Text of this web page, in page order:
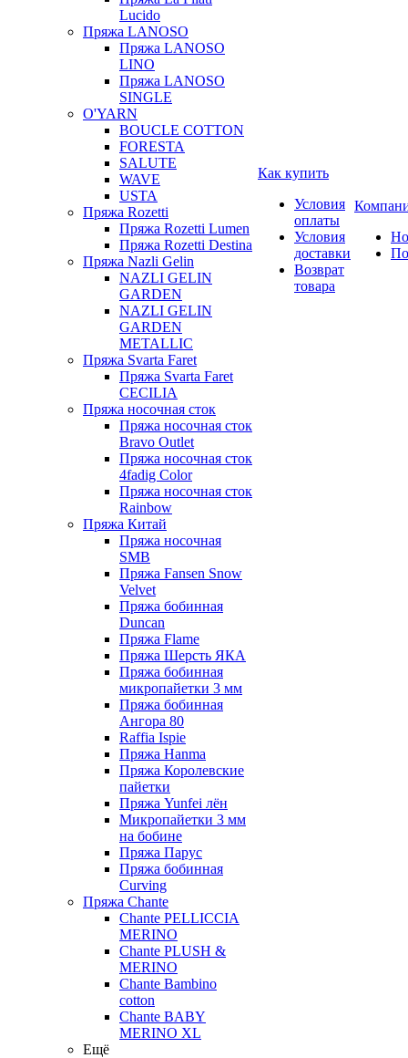
Lucido
Пряжа LANOSO
Пряжа LANOSO
LINO
Пряжа LANOSO
SINGLE
O'YARN
BOUCLE COTTON
FORESTA
SALUTE
WAVE
USTA
Пряжа Rozetti
Пряжа Rozetti Lumen
Пряжа Rozetti Destina
Пряжа Nazli Gelin
NAZLI GELIN
GARDEN
NAZLI GELIN
GARDEN
METALLIC
Пряжа Svarta Faret
Пряжа Svarta Faret
CECILIA
Пряжа носочная сток
Пряжа носочная сток
Bravo Outlet
Пряжа носочная сток
4fadig Color
Пряжа носочная сток
Rainbow
Пряжа Китай
Пряжа носочная
SMB
Пряжа Fansen Snow
Velvet
Пряжа бобинная
Duncan
Пряжа Flame
Пряжа Шерсть ЯКА
Пряжа бобинная
микропайетки 3 мм
Пряжа бобинная
Ангора 80
Raffia Ispie
Пряжа Hanma
Пряжа Королевские
пайетки
Пряжа Yunfei лён
Микропайетки 3 мм
на бобине
Пряжа Парус
Пряжа бобинная
Curving
Пряжа Chante
Chante PELLICCIA
MERINO
Chante PLUSH &
MERINO
Chante Bambino
cotton
Chante BABY
MERINO XL
Ещё
Как купить
Условия
оплаты
Условия
доставки
Возврат
товара